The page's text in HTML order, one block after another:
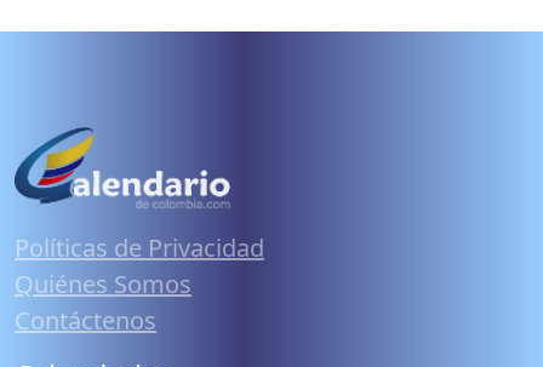
Políticas de Privacidad
Quiénes Somos
Contáctenos